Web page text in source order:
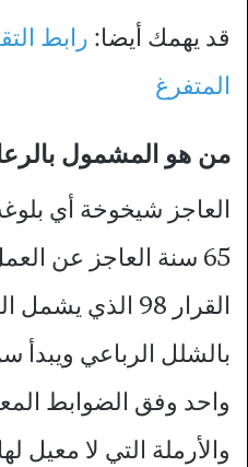
قد يهمك أيضا: رابط
المتفرغ
من هو المشمول
العاجز شيخوخة أي
65 سنة العاجز عن
القرار 98 الذي
بالشلل الرباعي
واحد وفق الضوابط
والأرملة التي لا معيل